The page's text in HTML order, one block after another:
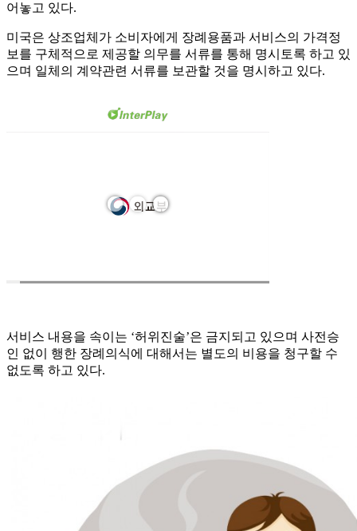
어놓고 있다.
미국은 상조업체가 소비자에게 장례용품과 서비스의 가격정
보를 구체적으로 제공할 의무를 서류를 통해 명시토록 하고 있
으며 일체의 계약관련 서류를 보관할 것을 명시하고 있다.
서비스 내용을 속이는 ‘허위진술’은 금지되고 있으며 사전승
인 없이 행한 장례의식에 대해서는 별도의 비용을 청구할 수
없도록 하고 있다.